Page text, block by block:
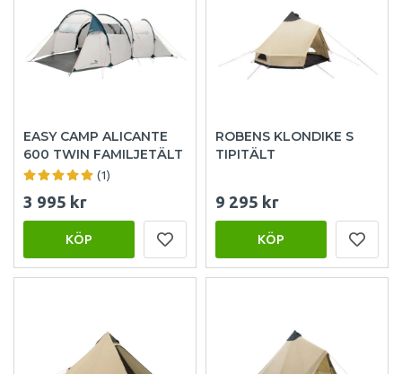
EASY CAMP ALICANTE
600 TWIN FAMILJETÄLT
(1)
3 995 kr
KÖP
ROBENS KLONDIKE S
TIPITÄLT
9 295 kr
KÖP